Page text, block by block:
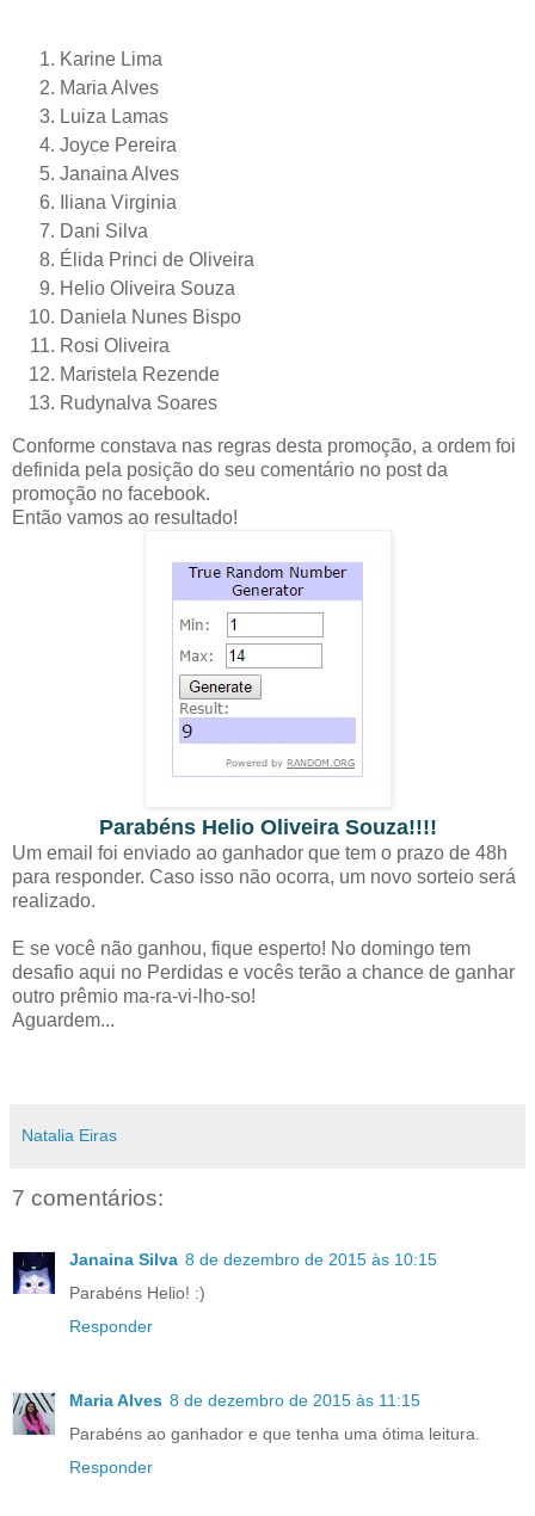
Karine Lima
Maria Alves
Luiza Lamas
Joyce Pereira
Janaina Alves
Iliana Virginia
Dani Silva
Élida Princi de Oliveira
Helio Oliveira Souza
Daniela Nunes Bispo
Rosi Oliveira
Maristela Rezende
Rudynalva Soares
Conforme constava nas regras desta promoção, a ordem foi
definida pela posição do seu comentário no post da
promoção no facebook.
Então vamos ao resultado!
Parabéns Helio Oliveira Souza!!!!
Um email foi enviado ao ganhador que tem o prazo de 48h
para responder. Caso isso não ocorra, um novo sorteio será
realizado.
E se você não ganhou, fique esperto! No domingo tem
desafio aqui no Perdidas e vocês terão a chance de ganhar
outro prêmio ma-ra-vi-lho-so!
Aguardem...
Natalia Eiras
7 comentários:
Janaina Silva 8 de dezembro de 2015 às 10:15
Parabéns Helio! :)
Responder
Maria Alves 8 de dezembro de 2015 às 11:15
Parabéns ao ganhador e que tenha uma ótima leitura.
Responder